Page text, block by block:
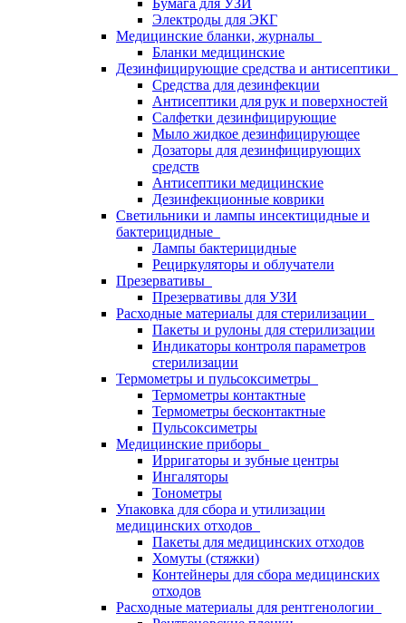
Бумага для УЗИ
Электроды для ЭКГ
Медицинские бланки, журналы
Бланки медицинские
Дезинфицирующие средства и антисептики
Средства для дезинфекции
Антисептики для рук и поверхностей
Салфетки дезинфицирующие
Мыло жидкое дезинфицирующее
Дозаторы для дезинфицирующих
средств
Антисептики медицинские
Дезинфекционные коврики
Светильники и лампы инсектицидные и
бактерицидные
Лампы бактерицидные
Рециркуляторы и облучатели
Презервативы
Презервативы для УЗИ
Расходные материалы для стерилизации
Пакеты и рулоны для стерилизации
Индикаторы контроля параметров
стерилизации
Термометры и пульсоксиметры
Термометры контактные
Термометры бесконтактные
Пульсоксиметры
Медицинские приборы
Ирригаторы и зубные центры
Ингаляторы
Тонометры
Упаковка для сбора и утилизации
медицинских отходов
Пакеты для медицинских отходов
Хомуты (стяжки)
Контейнеры для сбора медицинских
отходов
Расходные материалы для рентгенологии